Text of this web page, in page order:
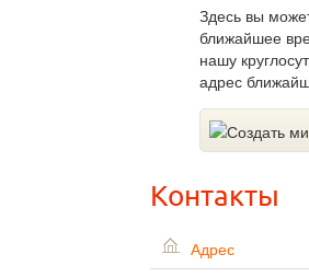
Здесь вы
ближайшее
нашу
адрес
Контакты
Адрес